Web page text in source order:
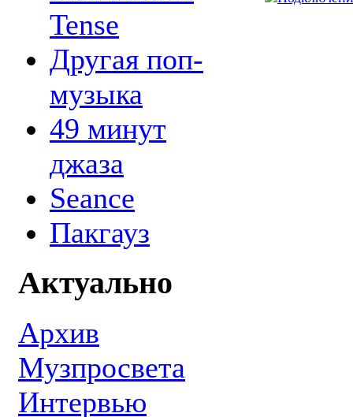
Tense
Другая поп-
музыка
49 минут
джаза
Seance
Пакгауз
Актуально
Архив
Музпросвета
Интервью